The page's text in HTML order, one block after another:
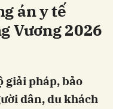
án y tế
Vương 2026
giải pháp, bảo
dân, du khách
Gửi